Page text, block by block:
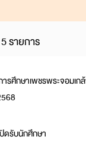
รายการ
ารศึกษาเพชรพระจอมเ
ดรับนักศึกษา